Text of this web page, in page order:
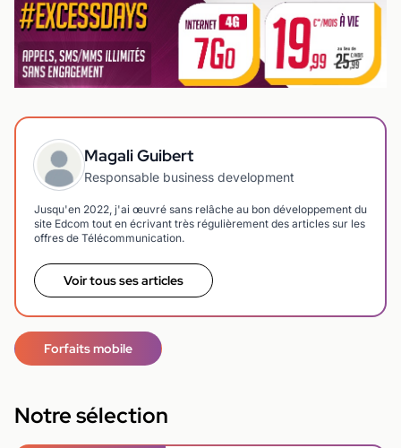
Magali Guibert
Responsable business development
Jusqu'en 2022, j'ai œuvré sans relâche au bon développement du
site Edcom tout en écrivant très régulièrement des articles sur les
offres de Télécommunication.
Voir tous ses articles
Forfaits mobile
Notre sélection